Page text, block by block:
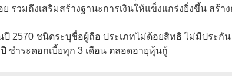
รวมถึงเสริมสร้างฐานะการเงินให้แข็งแกร่งยิ่งขึ้น สร้
ปี 2570 ชนิดระบุชื่อผู้ถือ ประเภทไม่ด้อยสิทธิ ไม่มีปร
ชำระดอกเบี้ยทุก 3 เดือน ตลอดอายุหุ้นกู้